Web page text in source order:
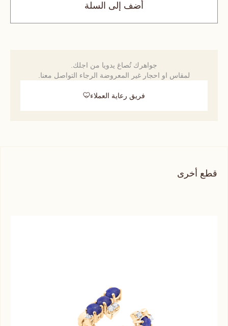
أضف إلى السلة
جواهرك تُصاغ يدويا من اجلك.
لمقاس او احجار غير المعروضة الرجاء التواصل معنا.
فريق رعاية العملاء
قطع أخرى